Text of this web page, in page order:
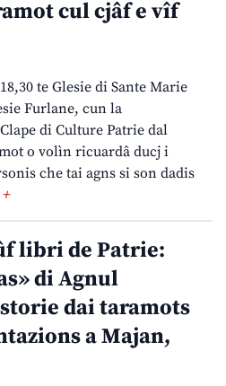
cul cjâf e vîf
te Glesie di Sante Marie
Furlane, cun la
di Culture Patrie dal
o volìn ricuardâ ducj i
che tai agns si son dadis
libri de Patrie:
di Agnul
dai taramots
a Majan,